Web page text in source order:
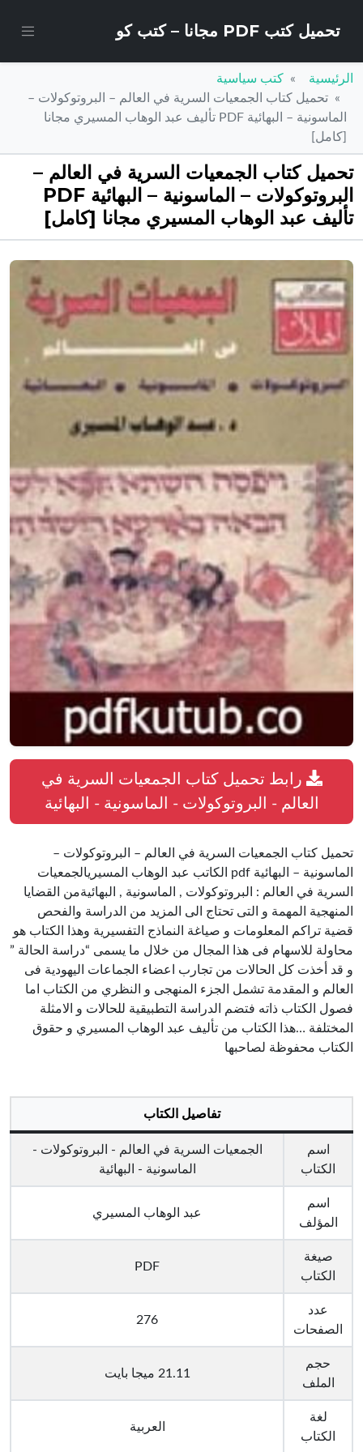
تحميل كتب PDF مجانا – كتب كو
الرئيسية
كتب سياسية
تحميل كتاب الجمعيات السرية في العالم – البروتوكولات –
الماسونية – البهائية PDF تأليف عبد الوهاب المسيري مجانا
[كامل]
تحميل كتاب الجمعيات السرية في العالم –
البروتوكولات – الماسونية – البهائية PDF
تأليف عبد الوهاب المسيري مجانا [كامل]
رابط تحميل كتاب الجمعيات السرية في
العالم - البروتوكولات - الماسونية - البهائية
تحميل كتاب الجمعيات السرية في العالم – البروتوكولات –
الماسونية – البهائية pdf الكاتب عبد الوهاب المسيريالجمعيات
السرية في العالم : البروتوكولات , الماسونية , البهائيةمن القضايا
المنهجية المهمة و التى تحتاج الى المزيد من الدراسة والفحص
قضية تراكم المعلومات و صياغة النماذج التفسيرية وهذا الكتاب هو
محاولة للاسهام فى هذا المجال من خلال ما يسمى “دراسة الحالة ”
و قد أخذت كل الحالات من تجارب اعضاء الجماعات اليهودية فى
العالم و المقدمة تشمل الجزء المنهجى و النظري من الكتاب اما
فصول الكتاب ذاته فتضم الدراسة التطبيقية للحالات و الامثلة
المختلفة …هذا الكتاب من تأليف عبد الوهاب المسيري و حقوق
الكتاب محفوظة لصاحبها
تفاصيل الكتاب
اسم
الكتاب
الجمعيات السرية في العالم - البروتوكولات -
الماسونية - البهائية
اسم
المؤلف
عبد الوهاب المسيري
صيغة
الكتاب
PDF
عدد
الصفحات
276
حجم
الملف
21.11 ميجا بايت
لغة
الكتاب
العربية